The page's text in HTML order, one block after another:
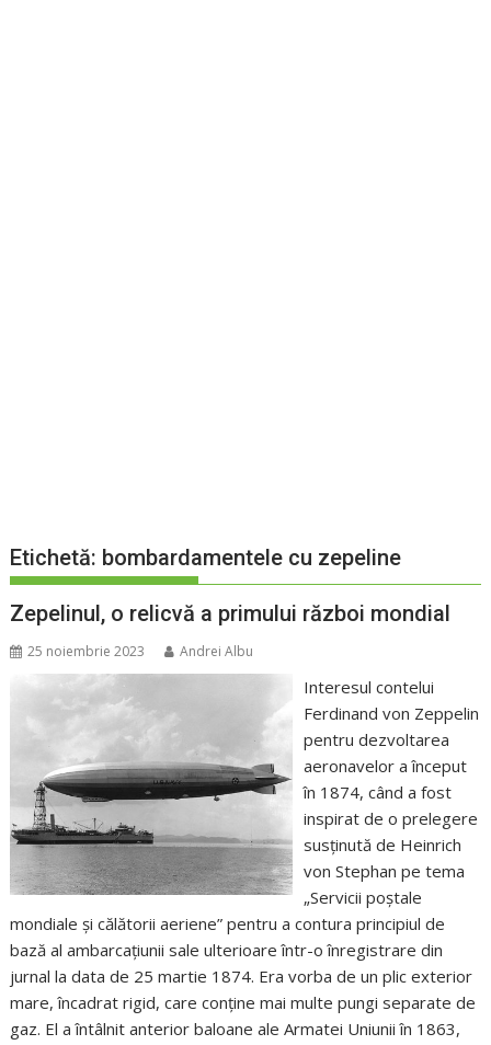
Etichetă: bombardamentele cu zepeline
Zepelinul, o relicvă a primului război mondial
25 noiembrie 2023 Andrei Albu
Interesul contelui
Ferdinand von Zeppelin
pentru dezvoltarea
aeronavelor a început
în 1874, când a fost
inspirat de o prelegere
susținută de Heinrich
von Stephan pe tema
„Servicii poștale
mondiale și călătorii aeriene” pentru a contura principiul de
bază al ambarcațiunii sale ulterioare într-o înregistrare din
jurnal la data de 25 martie 1874. Era vorba de un plic exterior
mare, încadrat rigid, care conține mai multe pungi separate de
gaz. El a întâlnit anterior baloane ale Armatei Uniunii în 1863,